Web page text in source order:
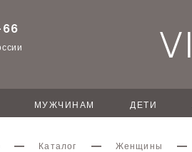
66
МУЖЧИНАМ ДЕТИ
Каталог Женщины